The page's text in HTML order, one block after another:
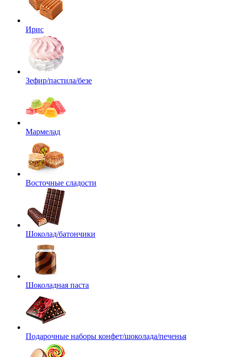
Ирис
Зефир/пастила/безе
Мармелад
Восточные сладости
Шоколад/батончики
Шоколадная паста
Подарочные наборы конфет/шоколада/печенья